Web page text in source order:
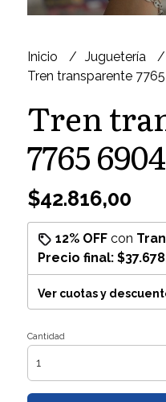
Inicio Juguetería
Tren transparente
Tren
7765 6904
$42.816,00
12% OFFcon
Precio final:
Ver cuotas y
Cantidad